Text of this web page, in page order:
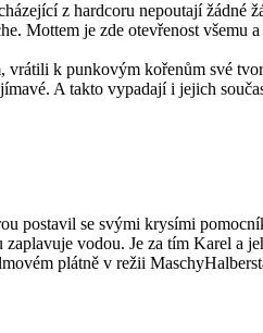
z hardcoru nepoutají žádné
Mottem je zde otevřenost všemu
vrátili k punkovým kořenům své
A takto vypadají i jejich
postavil se svými krysími
vodou. Je za tím Karel a
plátně v režii